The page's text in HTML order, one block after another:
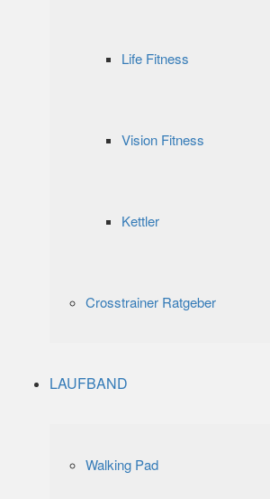
Life Fitness
Vision Fitness
Kettler
Crosstrainer Ratgeber
LAUFBAND
Walking Pad